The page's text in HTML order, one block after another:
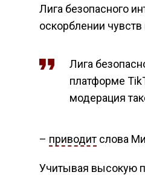
Лига безопасного
оскорблении
Лига
платформе
модерация
– приводитслова
Учитывая высокую